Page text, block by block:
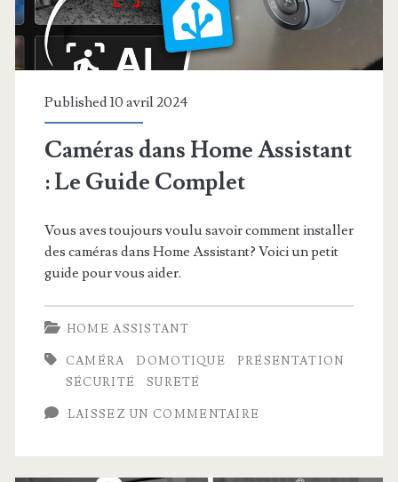
Published 10 avril 2024
Caméras dans Home Assistant
: Le Guide Complet
Vous aves toujours voulu savoir comment installer
des caméras dans Home Assistant? Voici un petit
guide pour vous aider.
HOME ASSISTANT
CAMÉRA DOMOTIQUE
PRÉSENTATION
SÉCURITÉ
SURETÉ
LAISSEZ UN COMMENTAIRE